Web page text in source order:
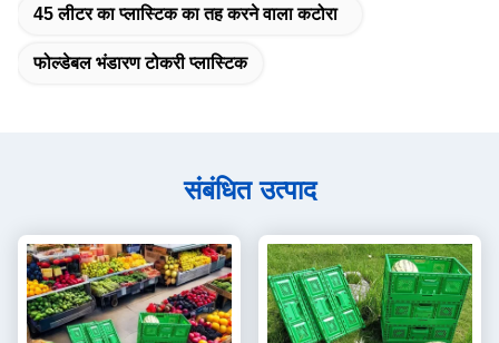
45 लीटर का प्लास्टिक का तह करने वाला कटोरा
फोल्डेबल भंडारण टोकरी प्लास्टिक
संबंधित उत्पाद